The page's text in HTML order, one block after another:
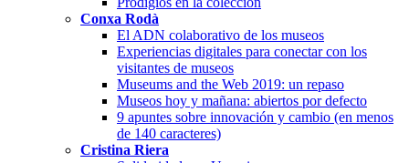
Conxa Rodà
El ADN colaborativo de los museos
Experiencias digitales para conectar con los
visitantes de museos
Museums and the Web 2019: un repaso
Museos hoy y mañana: abiertos por defecto
9 apuntes sobre innovación y cambio (en menos
de 140 caracteres)
Cristina Riera